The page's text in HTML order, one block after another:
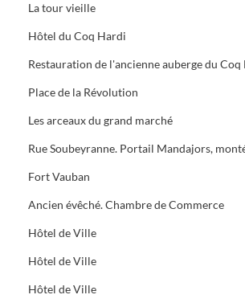
La tour vieille
Hôtel du Coq Hardi
Place de la Révolution
Les arceaux du grand marché
Rue Soubeyranne. Portail Mandajors,
Fort Vauban
Ancien évêché. Chambre de Commerce
Hôtel de Ville
Hôtel de Ville
Hôtel de Ville